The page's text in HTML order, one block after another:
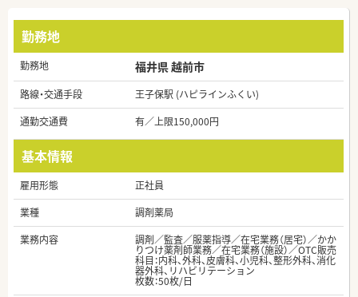
勤務地
勤務地 福井県 越前市
路線・交通手段
王子保駅 (ハピラインふくい)
通勤交通費
有／上限150,000円
基本情報
雇用形態
正社員
業種
調剤薬局
業務内容
調剤／監査／服薬指導／在宅業務（居宅）／かか
りつけ薬剤師業務／在宅業務（施設）／OTC販売
科目：内科、外科、皮膚科、小児科、整形外科、消化
器外科、リハビリテーション
枚数：50枚/日